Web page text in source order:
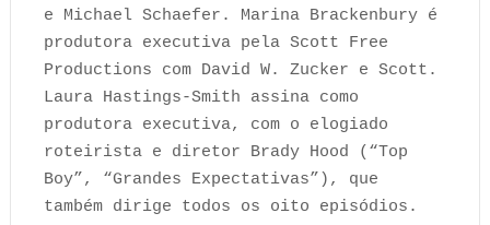
e Michael Schaefer. Marina Brackenbury é
produtora executiva pela Scott Free
Productions com David W. Zucker e Scott.
Laura Hastings-Smith assina como
produtora executiva, com o elogiado
roteirista e diretor Brady Hood (“Top
Boy”, “Grandes Expectativas”), que
também dirige todos os oito episódios.